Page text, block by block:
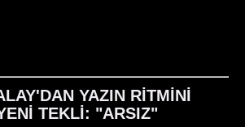
YAZIN RİTMİNİ
TEKLİ: "ARSIZ"